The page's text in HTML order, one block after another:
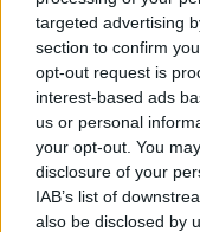
targeted advertising
section to confirm
opt-out request is
interest-based ads
us or personal
your opt-out. You
disclosure of your
IAB’s list of
also be disclosed by
ήδη την Κρήτη" λέει ο
12:49
Αφροδίτη Νέστορα:
μητέρα της που
12:42
Μαρινάκης για Αλ.
τόσο εύκολα όσο